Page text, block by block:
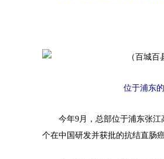
位于浦东
今年9月，总部位于浦东张江
个在中国研发并获批的抗结直肠